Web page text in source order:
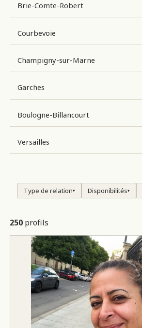
Brie-Comte-Robert
Courbevoie
Champigny-sur-Marne
Garches
Boulogne-Billancourt
Versailles
Type de relation▾ Disponibilités▾
250 profils